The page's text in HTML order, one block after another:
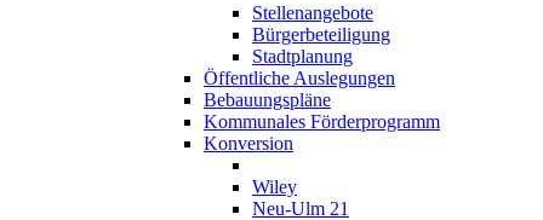
Stellenangebote
Bürgerbeteiligung
Stadtplanung
Öffentliche Auslegungen
Bebauungspläne
Kommunales Förderprogramm
Konversion
Wiley
Neu-Ulm 21